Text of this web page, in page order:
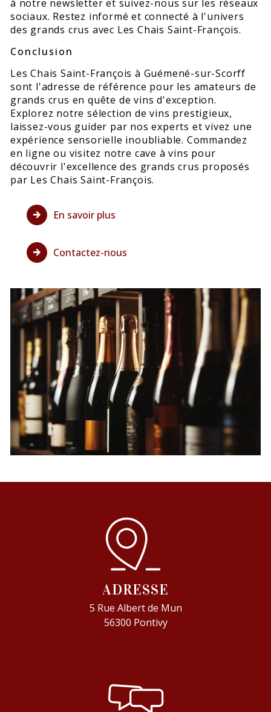
à notre newsletter et suivez-nous sur les réseaux
sociaux. Restez informé et connecté à l'univers
des grands crus avec Les Chais Saint-François.
Conclusion
Les Chais Saint-François à Guémené-sur-Scorff
sont l'adresse de référence pour les amateurs de
grands crus en quête de vins d'exception.
Explorez notre sélection de vins prestigieux,
laissez-vous guider par nos experts et vivez une
expérience sensorielle inoubliable. Commandez
en ligne ou visitez notre cave à vins pour
découvrir l'excellence des grands crus proposés
par Les Chais Saint-François.
En savoir plus
Contactez-nous
ADRESSE
5 Rue Albert de Mun
56300 Pontivy